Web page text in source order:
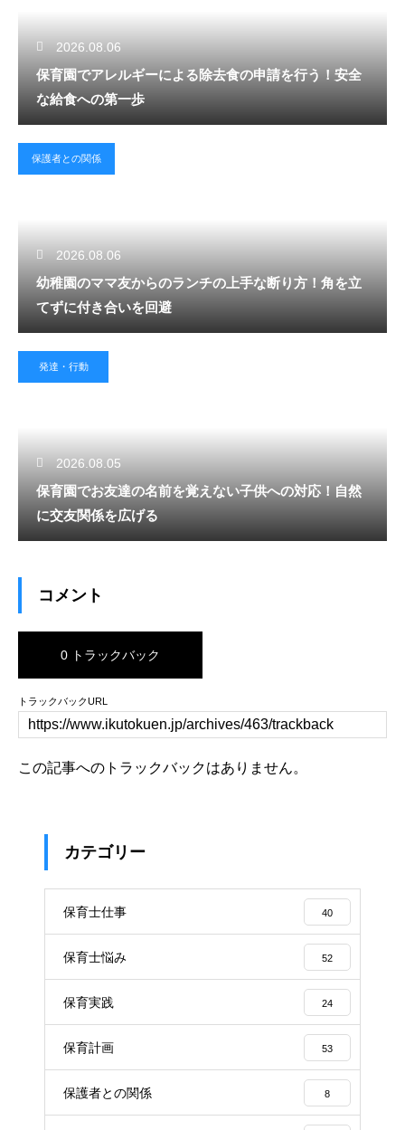
2026.08.06
保育園でアレルギーによる除去食の申請を行う！安全
な給食への第一歩
保護者との関係
2026.08.06
幼稚園のママ友からのランチの上手な断り方！角を立
てずに付き合いを回避
発達・行動
2026.08.05
保育園でお友達の名前を覚えない子供への対応！自然
に交友関係を広げる
コメント
0 トラックバック
トラックバックURL
この記事へのトラックバックはありません。
カテゴリー
保育士仕事 40
保育士悩み 52
保育実践 24
保育計画 53
保護者との関係 8